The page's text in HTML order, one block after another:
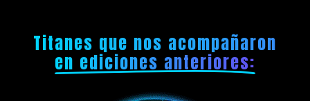
Titanes que nos acompañaron
en ediciones anteriores: